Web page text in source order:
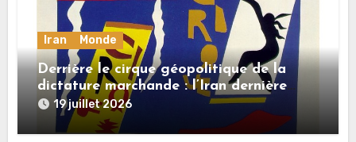
Iran Monde
Derrière le cirque géopolitique de la
dictature marchande : l’Iran dernière
dupe en date
19 juillet 2026